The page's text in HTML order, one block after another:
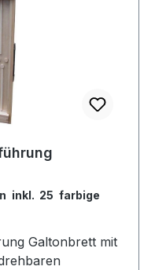
inkl. 25 farbige
mit